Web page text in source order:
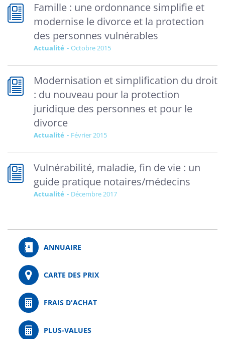
Famille : une ordonnance simplifie et
modernise le divorce et la protection
des personnes vulnérables
Actualité octobre 2015
Modernisation et simplification du droit
: du nouveau pour la protection
juridique des personnes et pour le
divorce
Actualité février 2015
Vulnérabilité, maladie, fin de vie : un
guide pratique notaires/médecins
Actualité décembre 2017
ANNUAIRE
CARTE DES PRIX
FRAIS D'ACHAT
PLUS-VALUES